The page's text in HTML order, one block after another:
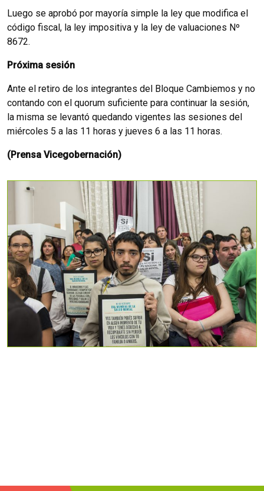
Luego se aprobó por mayoría simple la ley que modifica el
código fiscal, la ley impositiva y la ley de valuaciones Nº
8672.
Próxima sesión
Ante el retiro de los integrantes del Bloque Cambiemos y no
contando con el quorum suficiente para continuar la sesión,
la misma se levantó quedando vigentes las sesiones del
miércoles 5 a las 11 horas y jueves 6 a las 11 horas.
(Prensa Vicegobernación)